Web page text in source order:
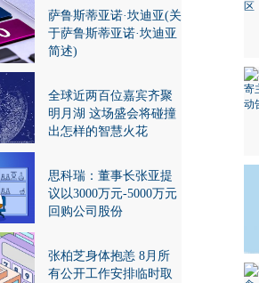
萨鲁斯蒂亚诺·坎迪亚(关
于萨鲁斯蒂亚诺·坎迪亚
简述)
全球近两百位嘉宾齐聚
明月湖 这场盛会将碰撞
出怎样的智慧火花
思科瑞：董事长张亚提
议以3000万元-5000万元
回购公司股份
张柏芝身体抱恙 8月所
有公开工作安排临时取